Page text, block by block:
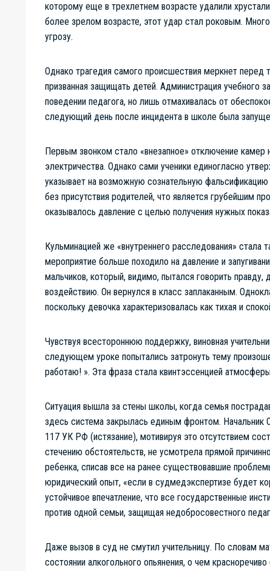
которому еще в трехлетнем возрасте удалили
более зрелом возрасте, этот удар стал роковым.
угрозу.
Однако трагедия самого происшествия меркнет перед
призванная защищать детей. Администрация учебного
поведении педагога, но лишь отмахивалась от
следующий день после инцидента в школе была
Первым звонком стало «внезапное» отключение
электричества. Однако сами ученики единогласно
указывает на возможную сознательную
без присутствия родителей, что является грубейшим
оказывалось давление с целью получения нужных
Кульминацией же «внутреннего расследования» стала
мероприятие больше походило на давление и
мальчиков, который, видимо, пытался говорить
воздействию. Он вернулся в класс заплаканным.
поскольку девочка характеризовалась как тихая и
Чувствуя всестороннюю поддержку, виновная
следующем уроке попытались затронуть тему
работаю! ». Эта фраза стала квинтэссенцией
Ситуация вышла за стены школы, когда семья
здесь система закрылась единым фронтом. Начальник
117 УК РФ (истязание), мотивируя это отсутствием
стечению обстоятельств, не усмотрела прямой
ребенка, списав все на ранее существовавшие
юридический опыт, «если в судмедэкспертизе будет
устойчивое впечатление, что все государственные
против одной семьи, защищая недобросовестного
Даже вызов в суд не смутил учительницу. По словам
состоянии алкогольного опьянения, о чем